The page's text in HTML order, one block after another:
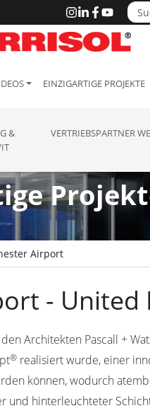
EINZIGARTIGE PROJEKTE
&
VERTRIEBSPARTNER
Airport
- United
Architekten Pascall +
® realisiert wurde, einer
können, wodurch
hinterleuchteter